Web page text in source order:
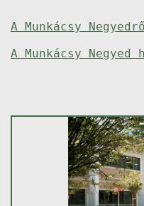
A Munkácsy
A Munkácsy Negyed